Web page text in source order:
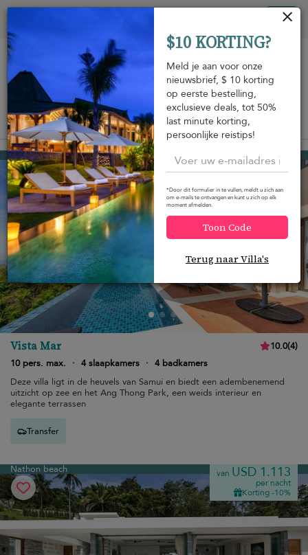
Bekijk op de kaart
Nathon beach vanUSD 396
Vista Mar 10.0(4)
10 pers. max.
· 4 slaapkamers · 4 badkamers
Deze villa ligt in de heuvels van Samui en biedt een adembenemend
uitzicht op zee en het Ang Thong Park, een weids interieur en
elegante terrassen
Transfer
Nathon beach van USD 1.113
per nacht
Korting -10%
$10 KORTING?
Meld je aan voor onze
nieuwsbrief, $ 10 korting
op eerste bestelling,
exclusieve deals, tot 50%
last minute korting,
persoonlijke reistips!
*Door dit formulier in te vullen, meldt u zich aan
om e-mails te ontvangen en kunt u zich op elk
moment afmelden.
Toon Code
Terug naar Villa's
Cookies beheer paneel